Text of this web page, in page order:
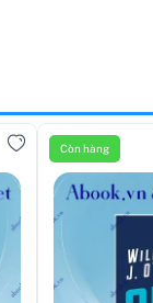
Còn hàng